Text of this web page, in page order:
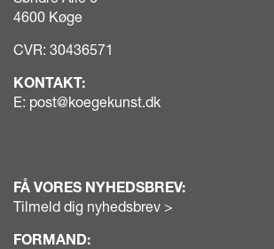
4600 Køge
CVR: 30436571
KONTAKT:
E: post@koegekunst.dk
FÅ VORES NYHEDSBREV:
Tilmeld dig nyhedsbrev >
FORMAND: